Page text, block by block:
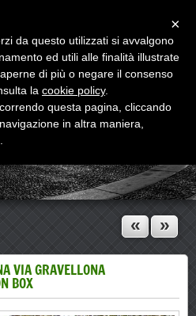
« »
VIA GRAVELLONA
BOX
×
da questo utilizzati si avvalgono
ed utili alle finalità illustrate
di più o negare il consenso
la cookie policy.
questa pagina, cliccando
in altra maniera,